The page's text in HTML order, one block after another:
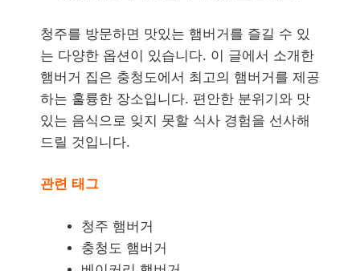
청주를 방문하면 맛있는 햄버거를 즐길 수 있
는 다양한 옵션이 있습니다. 이 글에서 소개한
햄버거 집은 충청도에서 최고의 햄버거를 제공
하는 훌륭한 장소입니다. 편안한 분위기와 맛
있는 음식으로 잊지 못할 식사 경험을 선사해
드릴 것입니다.
관련 태그
청주 햄버거
충청도 햄버거